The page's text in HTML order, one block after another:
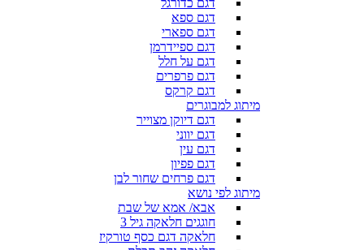
דגם כדורגל
דגם ספא
דגם ספארי
דגם ספיידרמן
דגם על חלל
דגם פרפרים
דגם קרקס
מיתוג למבוגרים
דגם דיוקן מצוייר
דגם יווני
דגם עין
דגם פפיון
דגם פרחים שחור לבן
מיתוג לפי נושא
אבא/ אמא של שבת
חוגגים חלאקה גיל 3
חלאקה דגם כסף טורקיז